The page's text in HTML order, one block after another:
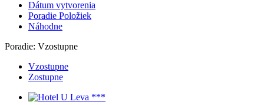
Dátum vytvorenia
Poradie Položiek
Náhodne
Poradie: Vzostupne
Vzostupne
Zostupne